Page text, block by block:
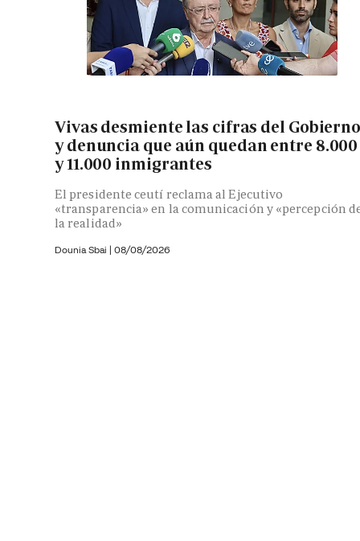
Vivas desmiente las cifras del
y denuncia que aún quedan entre 8.000
y 11.000 inmigrantes
El presidente ceutí reclama al Ejecutivo
«transparencia» en la comunicación y «percepción
la realidad»
Dounia Sbai | 08/08/2026